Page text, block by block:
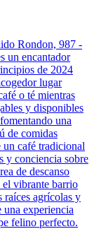
Rondon, 987 -
un encantador
de 2024
lugar
o té mientras
y disponibles
una
de comidas
café tradicional
y conciencia sobre
de descanso
el vibrante barrio
agrícolas y
experiencia
felino perfecto.